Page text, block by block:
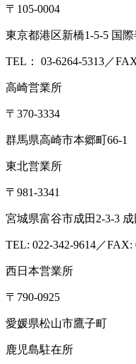
〒105-0004
東京都港区新橋1-5-5 国
TEL： 03-6264-5313／
高崎営業所
〒370-3334
群馬県高崎市本郷町66-1
東北営業所
〒981-3341
宮城県富谷市成田2-3-3
TEL: 022-342-9614／FAX:
西日本営業所
〒790-0925
愛媛県松山市鷹子町
鹿児島駐在所